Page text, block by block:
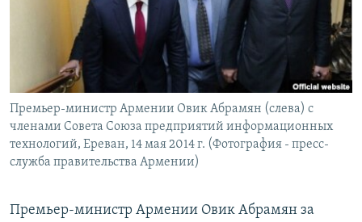
Հայերեն
Русский
Все сайты Радио Азатутюн
Премьер-министр Армении Овик Абрамян (слева) с
членами Совета Союза предприятий информационных
технологий, Ереван, 14 мая 2014 г. (Фотография - пресс-
служба правительства Армении)
Премьер-министр Армении Овик Абрамян за